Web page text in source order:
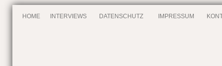
HOME INTERVIEWS DATENSCHUTZ IMPRESSUM